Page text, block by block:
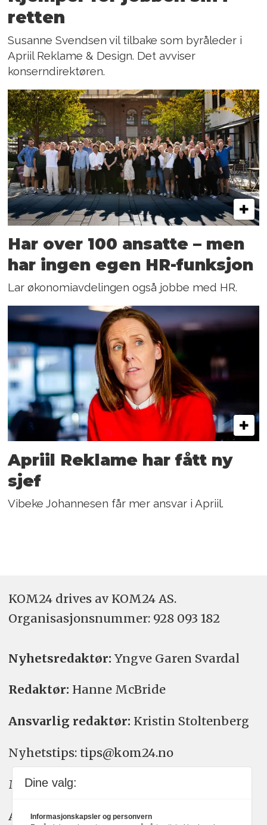
retten
Susanne Svendsen vil tilbake som byråleder i
Apriil Reklame & Design. Det avviser
konserndirektøren.
Har over 100 ansatte – men
har ingen egen HR-funksjon
Lar økonomiavdelingen også jobbe med HR.
Apriil Reklame har fått ny
sjef
Vibeke Johannesen får mer ansvar i Apriil.
KOM24 drives av KOM24 AS.
Organisasjons­nummer: 928 093 182
Nyhetsredaktør: Yngve Garen Svardal
Redaktør: Hanne McBride
Ansvarlig redaktør: Kristin Stoltenberg
Nyhetstips: tips@kom24.no
Meninger: meninger@kom24.no
Annonse: annonse@watchmedia.no
Dine valg:
Informasjonskapsler og personvern